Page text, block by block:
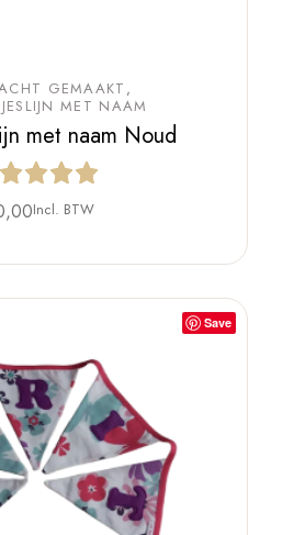
GEMAAKT
MET NAAM
met naam Noud
Incl. BTW
Save